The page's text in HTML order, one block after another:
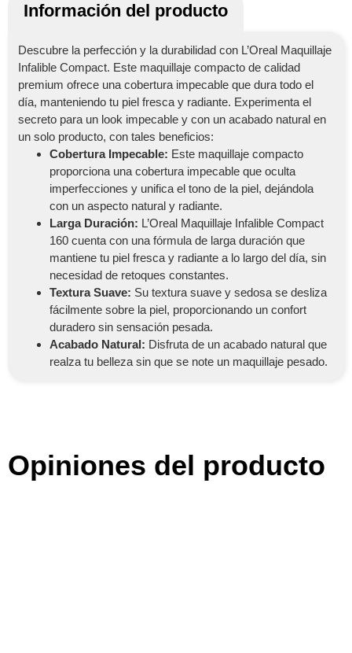
Información del producto
Descubre la perfección y la durabilidad con L’Oreal Maquillaje
Infalible Compact. Este maquillaje compacto de calidad
premium ofrece una cobertura impecable que dura todo el
día, manteniendo tu piel fresca y radiante. Experimenta el
secreto para un look impecable y con un acabado natural en
un solo producto, con tales beneficios:
Cobertura Impecable: Este maquillaje compacto
proporciona una cobertura impecable que oculta
imperfecciones y unifica el tono de la piel, dejándola
con un aspecto natural y radiante.
Larga Duración: L’Oreal Maquillaje Infalible Compact
160 cuenta con una fórmula de larga duración que
mantiene tu piel fresca y radiante a lo largo del día, sin
necesidad de retoques constantes.
Textura Suave: Su textura suave y sedosa se desliza
fácilmente sobre la piel, proporcionando un confort
duradero sin sensación pesada.
Acabado Natural: Disfruta de un acabado natural que
realza tu belleza sin que se note un maquillaje pesado.
Opiniones del producto